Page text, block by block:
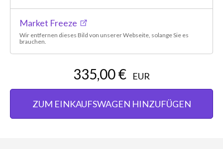
Market Freeze
Wir entfernen dieses Bild von unserer Webseite, solange Sie es
brauchen.
335,00 € EUR
ZUM EINKAUFSWAGEN HINZUFÜGEN